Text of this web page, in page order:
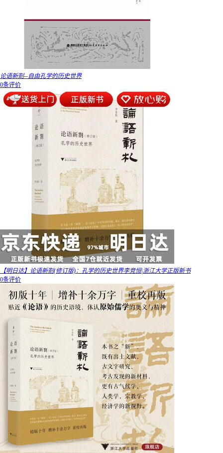
论语新劄--自由孔学的历史世界
0条评价
【明日达】论语新劄(修订版)：孔学的历史世界李竞恒|浙江大学正版新书
0条评价